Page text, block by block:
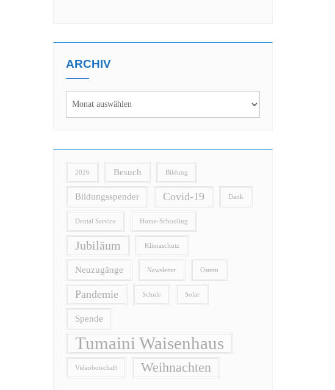
ARCHIV
2026 Besuch Bildung
Bildungsspender Covid-19 Dank
Dental Service Home-Schooling
Jubiläum Klimaschutz
Neuzugänge Newsletter Ostern
Pandemie Schule Solar
Spende
Tumaini Waisenhaus
Videobotschaft Weihnachten